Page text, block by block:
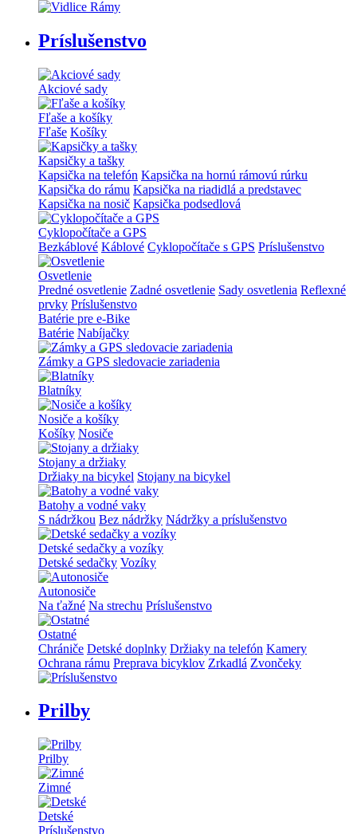
Príslušenstvo
Akciové sady
Fľaše a košíky
Fľaše Košíky
Kapsičky a tašky
Kapsička na telefón Kapsička na hornú rámovú rúrku
Kapsička do rámu Kapsička na riadidlá a predstavec
Kapsička na nosič Kapsička podsedlová
Cyklopočítače a GPS
Bezkáblové Káblové Cyklopočítače s GPS Príslušenstvo
Osvetlenie
Predné osvetlenie Zadné osvetlenie Sady osvetlenia Reflexné
prvky Príslušenstvo
Batérie pre e-Bike
Batérie Nabíjačky
Zámky a GPS sledovacie zariadenia
Blatníky
Nosiče a košíky
Košíky Nosiče
Stojany a držiaky
Držiaky na bicykel Stojany na bicykel
Batohy a vodné vaky
S nádržkou Bez nádržky Nádržky a príslušenstvo
Detské sedačky a vozíky
Detské sedačky Vozíky
Autonosiče
Na ťažné Na strechu Príslušenstvo
Ostatné
Chrániče Detské doplnky Držiaky na telefón Kamery
Ochrana rámu Preprava bicyklov Zrkadlá Zvončeky
Prilby
Prilby
Zimné
Detské
Príslušenstvo